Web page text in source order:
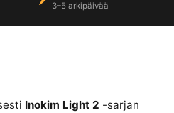
3–5 arkipäivää
Inokim Light 2 -sarjan